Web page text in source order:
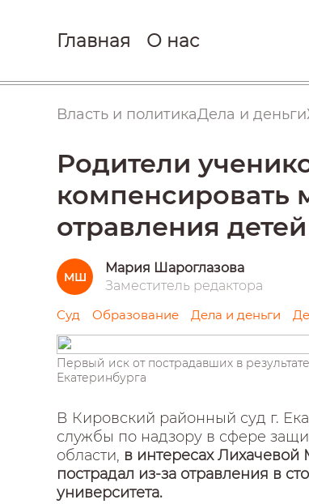
Главная О нас
Власть и политикаДела и деньги
Родители
компенсировать
отравления детей
МШ
Мария Шароглазова
Заместитель редактора
Суд Образование Дела и деньги
Первый иск от пострадавших в
Екатеринбурга
В Кировский районный суд г.
службы по надзору в сфере
области, в интересах
пострадал из-за отравления в
университета.